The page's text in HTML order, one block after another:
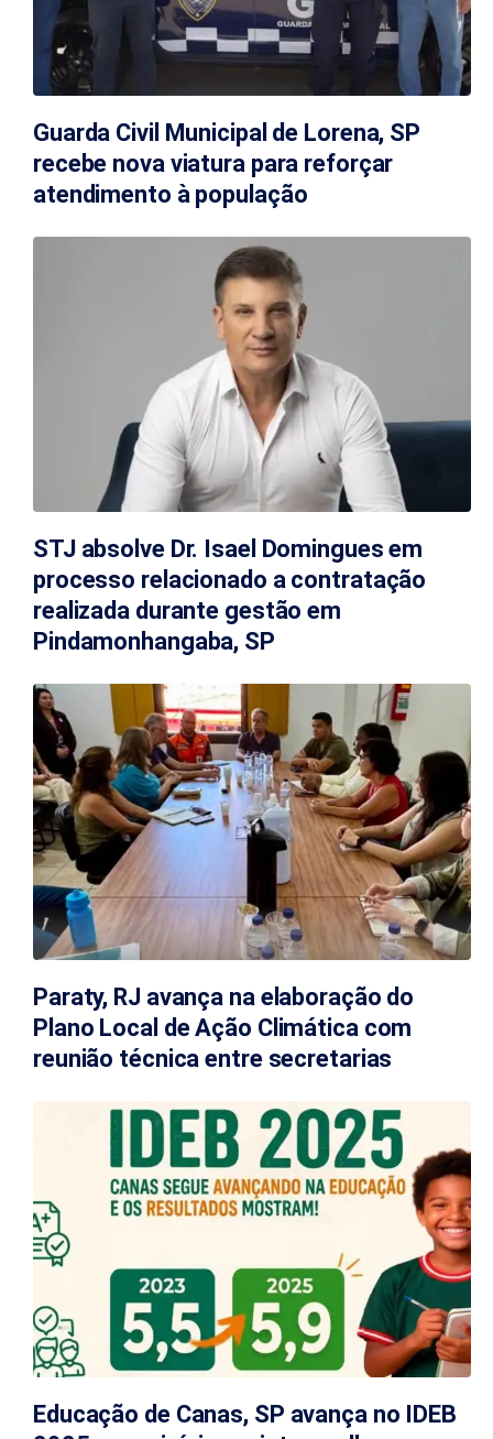
Guarda Civil Municipal de Lorena, SP
recebe nova viatura para reforçar
atendimento à população
STJ absolve Dr. Isael Domingues em
processo relacionado a contratação
realizada durante gestão em
Pindamonhangaba, SP
Paraty, RJ avança na elaboração do
Plano Local de Ação Climática com
reunião técnica entre secretarias
Educação de Canas, SP avança no IDEB